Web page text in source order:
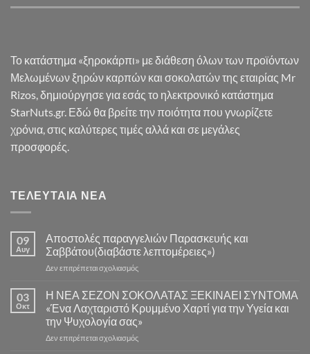
Το κατάστημα «ξηροκάρπι» με διάθεση όλων των προϊόντων
Μελωμένων ξηρών καρπών και σοκολατών της εταιρίας Mr
Rizos, δημιούργησε για εσάς το ηλεκτρονικό κατάστημα
StarNuts.gr. Εδώ θα βρείτε την ποιότητα που γνωρίζετε
χρόνια, στις καλύτερες τιμές αλλά και σε μεγάλες
προσφορές.
ΤΕΛΕΥΤΑΊΑ ΝΈΑ
09
Αυγ
Αποστολές παραγγελιών Παρασκευής και
Σαββάτου(διαβάστε λεπτομέρειες»)
Δεν επιτρέπεται σχολιασμόςστο
παραγγελιών
Παρασκευής
και
Σαββάτου(διαβάστε
λεπτομέρειες»)
03
Οκτ
Η ΝΕΑ ΣΕΖΟΝ ΣΟΚΟΛΑΤΑΣ ΞΕΚΙΝΑΕΙ ΣΥΝΤΟΜΑ
«Ένα Λαχταριστό Κρυμμένο Χαρτί για την Υγεία και
την Ψυχολογία σας»
Δεν επιτρέπεται σχολιασμόςστο